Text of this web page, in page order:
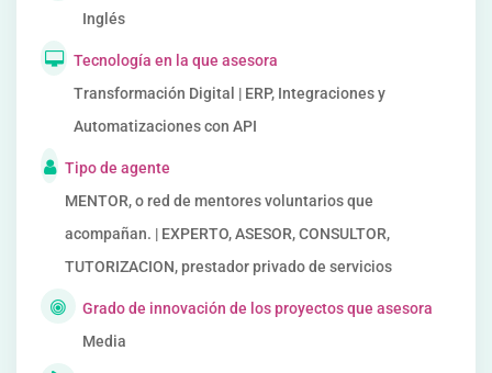
Inglés
Tecnología en la que asesora
Transformación Digital | ERP, Integraciones y
Automatizaciones con API
Tipo de agente
MENTOR, o red de mentores voluntarios que
acompañan. | EXPERTO, ASESOR, CONSULTOR,
TUTORIZACION, prestador privado de servicios
Grado de innovación de los proyectos que asesora
Media